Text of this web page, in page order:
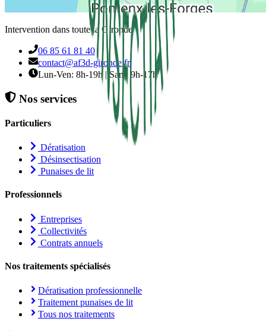
Intervention dans toute la Gironde
06 85 61 81 40
contact@af3d-gironde.fr
Lun-Ven: 8h-19h | Sam: 9h-17h
Nos services
Particuliers
Dératisation
Désinsectisation
Punaises de lit
Professionnels
Entreprises
Collectivités
Contrats annuels
Nos traitements spécialisés
Dératisation professionnelle
Traitement punaises de lit
Tous nos traitements